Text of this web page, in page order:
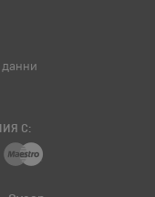
данни
С: